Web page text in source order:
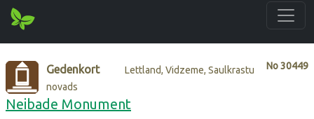
No30449
Gedenkort
Lettland, Vidzeme, Saulkrastu
novads
Neibade Monument